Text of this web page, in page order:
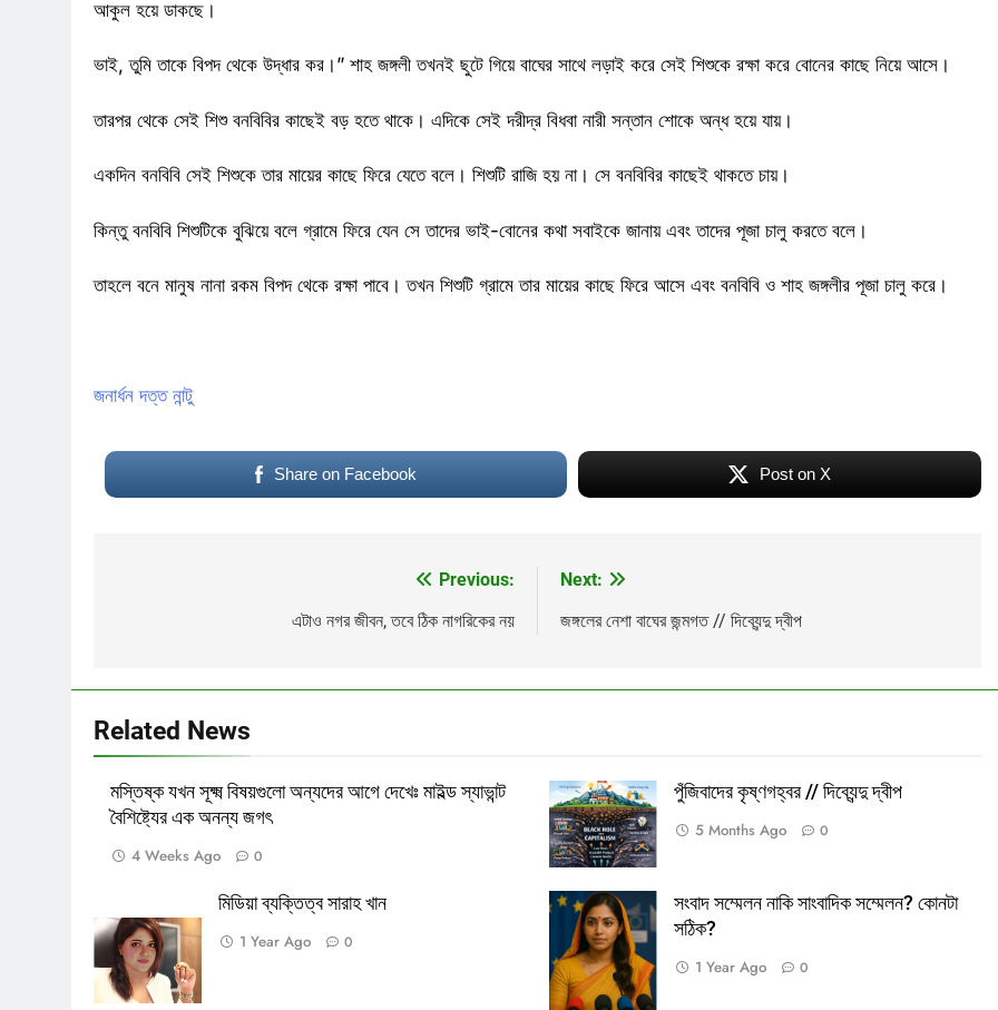
আকুল হয়ে ডাকছে।
ভাই, তুমি তাকে বিপদ থেকে উদ্ধার কর।” শাহ জঙ্গলী তখনই ছুটে গিয়ে বাঘের সাথে লড়াই করে সেই শিশুকে রক্ষা করে বোনের কাছে নিয়ে আসে।
তারপর থেকে সেই শিশু বনবিবির কাছেই বড় হতে থাকে। এদিকে সেই দরীদ্র বিধবা নারী সন্তান শোকে অন্ধ হয়ে যায়।
একদিন বনবিবি সেই শিশুকে তার মায়ের কাছে ফিরে যেতে বলে। শিশুটি রাজি হয় না। সে বনবিবির কাছেই থাকতে চায়।
কিন্তু বনবিবি শিশুটিকে বুঝিয়ে বলে গ্রামে ফিরে যেন সে তাদের ভাই-বোনের কথা সবাইকে জানায় এবং তাদের পূজা চালু করতে বলে।
তাহলে বনে মানুষ নানা রকম বিপদ থেকে রক্ষা পাবে। তখন শিশুটি গ্রামে তার মায়ের কাছে ফিরে আসে এবং বনবিবি ও শাহ জঙ্গলীর পূজা চালু করে।
জনার্ধন দত্ত নান্টু
Share on Facebook Post on X
Previous:
এটাও নগর জীবন, তবে ঠিক নাগরিকের নয়
Next:
জঙ্গলের নেশা বাঘের জন্মগত // দিব্যেন্দু দ্বীপ
Related News
মস্তিষ্ক যখন সূক্ষ্ম বিষয়গুলো অন্যদের আগে দেখেঃ মাইল্ড স্যাভান্ট
বৈশিষ্ট্যের এক অনন্য জগৎ
4 Weeks Ago 0
পুঁজিবাদের কৃষ্ণগহ্বর // দিব্যেন্দু দ্বীপ
5 Months Ago 0
মিডিয়া ব্যক্তিত্ব সারাহ খান
1 Year Ago 0
সংবাদ সম্মেলন।
প্রতীকী ছবি।
সংবাদ সম্মেলন নাকি সাংবাদিক সম্মেলন? কোনটা
সঠিক?
1 Year Ago 0